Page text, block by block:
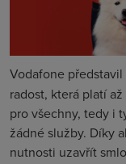
Vodafone představil
radost, která platí
pro všechny, tedy i
žádné služby. Díky
nutnosti uzavřít